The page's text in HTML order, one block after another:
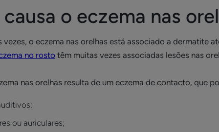
o eczema nas
vezes, o eczema nas orelhas está associado a dermatite
no rosto têm muitas vezes associadas lesões nas
nas orelhas resulta de um eczema de contacto, que
ou auriculares;